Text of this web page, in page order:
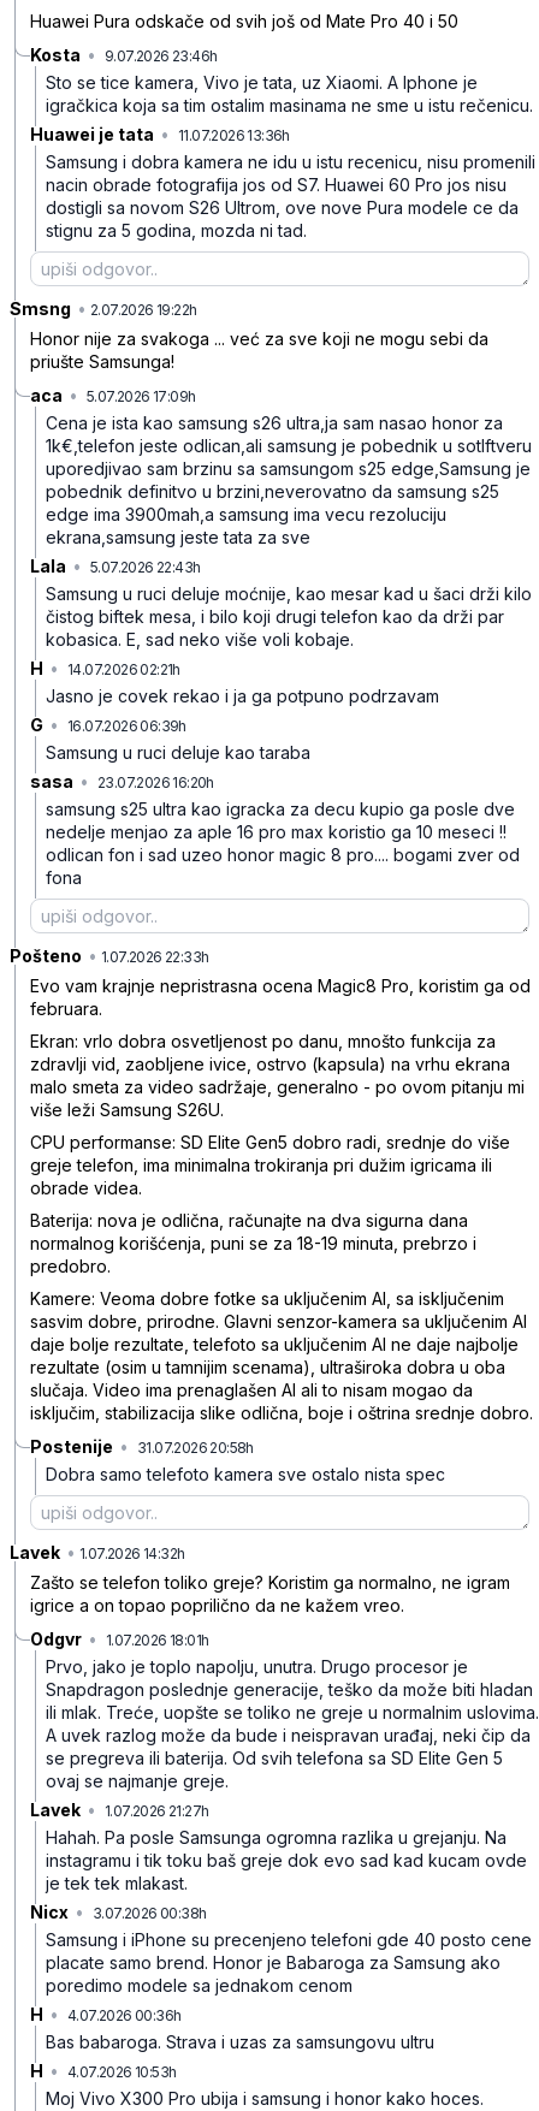
Huawei Pura odskače od svih još od Mate Pro 40 i 50
Kosta • 9.07.2026 23:46h
Sto se tice kamera, Vivo je tata, uz Xiaomi. A Iphone je
igračkica koja sa tim ostalim masinama ne sme u istu rečenicu.
Huawei je tata • 11.07.2026 13:36h
Samsung i dobra kamera ne idu u istu recenicu, nisu promenili
nacin obrade fotografija jos od S7. Huawei 60 Pro jos nisu
dostigli sa novom S26 Ultrom, ove nove Pura modele ce da
stignu za 5 godina, mozda ni tad.
Smsng • 2.07.2026 19:22h
Honor nije za svakoga ... već za sve koji ne mogu sebi da
priušte Samsunga!
aca • 5.07.2026 17:09h
Cena je ista kao samsung s26 ultra,ja sam nasao honor za
1k€,telefon jeste odlican,ali samsung je pobednik u sotlftveru
uporedjivao sam brzinu sa samsungom s25 edge,Samsung je
pobednik definitvo u brzini,neverovatno da samsung s25
edge ima 3900mah,a samsung ima vecu rezoluciju
ekrana,samsung jeste tata za sve
Lala • 5.07.2026 22:43h
Samsung u ruci deluje moćnije, kao mesar kad u šaci drži kilo
čistog biftek mesa, i bilo koji drugi telefon kao da drži par
kobasica. E, sad neko više voli kobaje.
H • 14.07.2026 02:21h
Jasno je covek rekao i ja ga potpuno podrzavam
G • 16.07.2026 06:39h
Samsung u ruci deluje kao taraba
sasa • 23.07.2026 16:20h
samsung s25 ultra kao igracka za decu kupio ga posle dve
nedelje menjao za aple 16 pro max koristio ga 10 meseci !!
odlican fon i sad uzeo honor magic 8 pro.... bogami zver od
fona
Pošteno • 1.07.2026 22:33h
Evo vam krajnje nepristrasna ocena Magic8 Pro, koristim ga od
februara.
Ekran: vrlo dobra osvetljenost po danu, mnošto funkcija za
zdravlji vid, zaobljene ivice, ostrvo (kapsula) na vrhu ekrana
malo smeta za video sadržaje, generalno - po ovom pitanju mi
više leži Samsung S26U.
CPU performanse: SD Elite Gen5 dobro radi, srednje do više
greje telefon, ima minimalna trokiranja pri dužim igricama ili
obrade videa.
Baterija: nova je odlična, računajte na dva sigurna dana
normalnog korišćenja, puni se za 18-19 minuta, prebrzo i
predobro.
Kamere: Veoma dobre fotke sa uključenim AI, sa isključenim
sasvim dobre, prirodne. Glavni senzor-kamera sa uključenim AI
daje bolje rezultate, telefoto sa uključenim AI ne daje najbolje
rezultate (osim u tamnijim scenama), ultraširoka dobra u oba
slučaja. Video ima prenaglašen AI ali to nisam mogao da
isključim, stabilizacija slike odlična, boje i oštrina srednje dobro.
Postenije • 31.07.2026 20:58h
Dobra samo telefoto kamera sve ostalo nista spec
Lavek • 1.07.2026 14:32h
Zašto se telefon toliko greje? Koristim ga normalno, ne igram
igrice a on topao poprilično da ne kažem vreo.
Odgvr • 1.07.2026 18:01h
Prvo, jako je toplo napolju, unutra. Drugo procesor je
Snapdragon poslednje generacije, teško da može biti hladan
ili mlak. Treće, uopšte se toliko ne greje u normalnim uslovima.
A uvek razlog može da bude i neispravan urađaj, neki čip da
se pregreva ili baterija. Od svih telefona sa SD Elite Gen 5
ovaj se najmanje greje.
Lavek • 1.07.2026 21:27h
Hahah. Pa posle Samsunga ogromna razlika u grejanju. Na
instagramu i tik toku baš greje dok evo sad kad kucam ovde
je tek tek mlakast.
Nicx • 3.07.2026 00:38h
Samsung i iPhone su precenjeno telefoni gde 40 posto cene
placate samo brend. Honor je Babaroga za Samsung ako
poredimo modele sa jednakom cenom
H • 4.07.2026 00:36h
Bas babaroga. Strava i uzas za samsungovu ultru
H • 4.07.2026 10:53h
Moj Vivo X300 Pro ubija i samsung i honor kako hoces.